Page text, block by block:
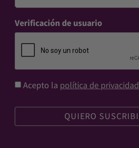
Verificación de usuario
Consentimiento *
Acepto la política de privacidad